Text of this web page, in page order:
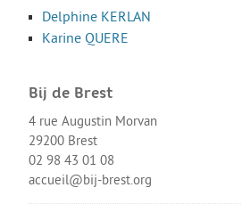
Préparer son départ
Emploi
Volontariat
Bénévolat
Delphine KERLAN
Karine QUERE
Bij de Brest
4 rue Augustin Morvan
29200 Brest
02 98 43 01 08
accueil@bij-brest.org